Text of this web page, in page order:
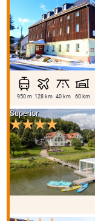
950 m 128 km 40 km 60 km
Superior